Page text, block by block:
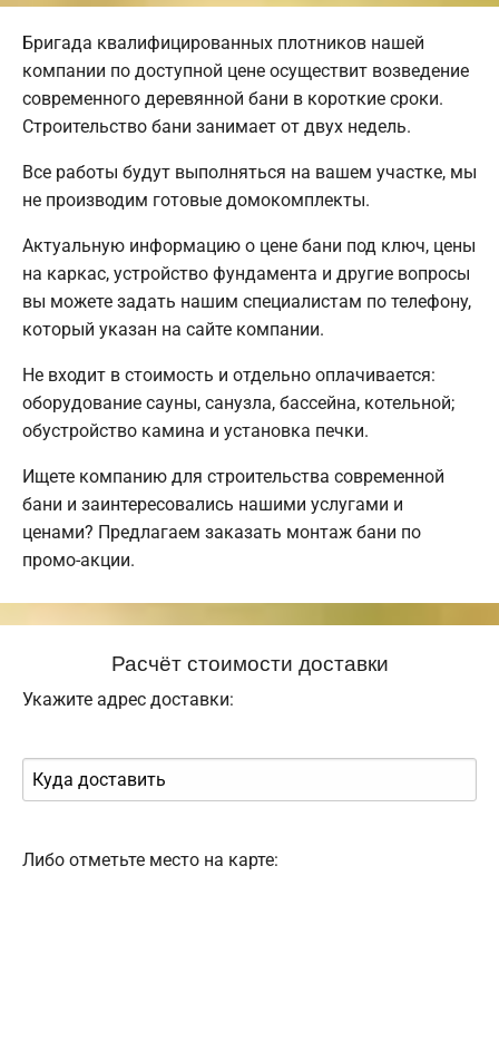
Бригада квалифицированных плотников нашей
компании по доступной цене осуществит возведение
современного деревянной бани в короткие сроки.
Строительство бани занимает от двух недель.
Все работы будут выполняться на вашем участке, мы
не производим готовые домокомплекты.
Актуальную информацию о цене бани под ключ, цены
на каркас, устройство фундамента и другие вопросы
вы можете задать нашим специалистам по телефону,
который указан на сайте компании.
Не входит в стоимость и отдельно оплачивается:
оборудование сауны, санузла, бассейна, котельной;
обустройство камина и установка печки.
Ищете компанию для строительства современной
бани и заинтересовались нашими услугами и
ценами? Предлагаем заказать монтаж бани по
промо-акции.
Расчёт стоимости доставки
Укажите адрес доставки:
Либо отметьте место на карте: